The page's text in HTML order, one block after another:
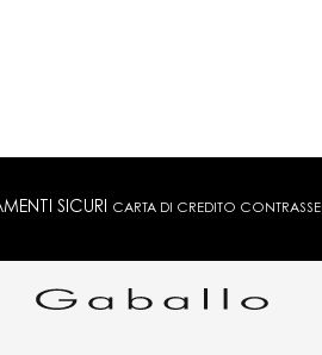
SICURI CARTA DI CREDITO